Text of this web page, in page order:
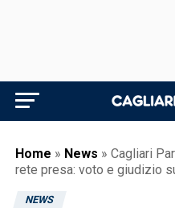
Home » News » Cagliari
rete presa: voto e giudizio
NEWS